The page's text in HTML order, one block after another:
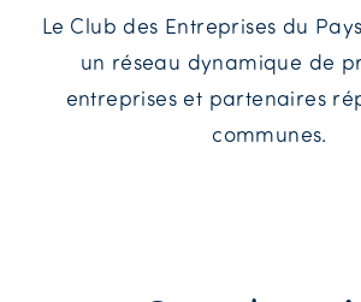
Le Club des Entreprises du
un réseau dynamique de
entreprises et partenaires
communes.